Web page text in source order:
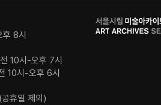
8시
10시-오후 7시
10시-오후 6시
휴일 제외)
로
고